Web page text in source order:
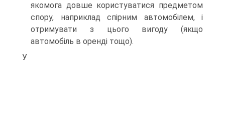
якомога довше користуватися предметом
спору, наприклад спірним автомобілем, і
отримувати з цього вигоду (якщо
автомобіль в оренді тощо).
У